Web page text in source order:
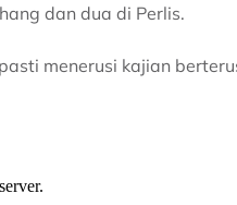
dan dua di Perlis.
menerusi kajian